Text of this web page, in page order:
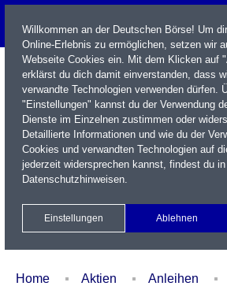
Name / WKN / ISIN / Kürzel
Xetra Realtime
Watchlist Portfolio
Home Aktien Anleihen
Willkommen an der Deutschen Börse! Um
Online-Erlebnis zu ermöglichen, setzen wir
Webseite Cookies ein. Mit dem Klicken auf
erklärst du dich damit einverstanden, dass
verwandte Technologien verwenden dürfen.
"Einstellungen" kannst du der Verwendung
Dienste im Einzelnen zustimmen oder
Detaillierte Informationen und wie du der
Cookies und verwandten Technologien auf
jederzeit widersprechen kannst, findest du
Datenschutzhinweisen.
Einstellungen Ablehnen